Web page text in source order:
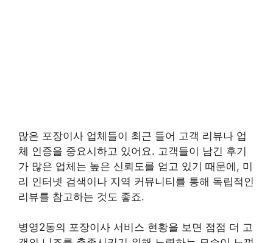
많은 포장이사 업체들이 최근 들어 고객 리뷰나 업
체 인증을 중요시하고 있어요. 고객들이 남긴 후기
가 많은 업체는 높은 신뢰도를 얻고 있기 때문에, 미
리 인터넷 검색이나 지역 커뮤니티를 통해 독립적인
리뷰를 참고하는 것도 좋죠.
병영2동의 포장이사 서비스 현황을 보면 점점 더 고